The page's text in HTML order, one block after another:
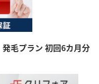
毛プラン 初回6カ月分